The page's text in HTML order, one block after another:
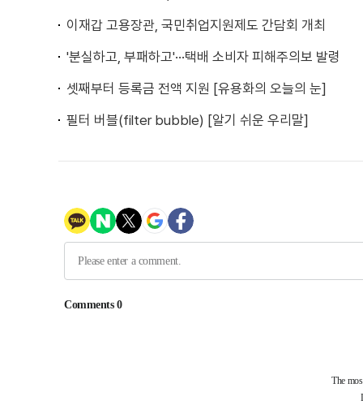
이재갑 고용장관, 국민취업지원제도 간담회 개최
'분실하고, 부패하고'···택배 소비자 피해주의보 발령
셋째부터 등록금 전액 지원 [유용화의 오늘의 눈]
필터 버블(filter bubble) [알기 쉬운 우리말]